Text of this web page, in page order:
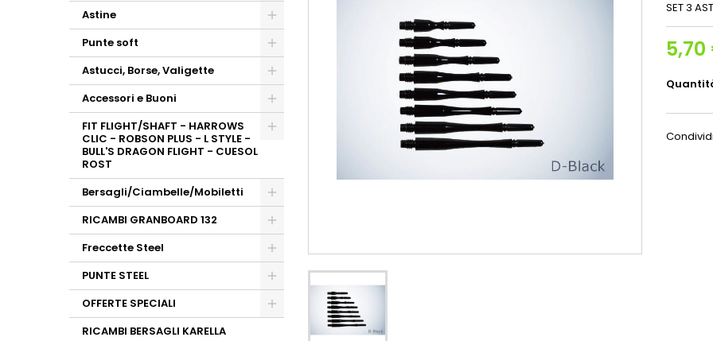
Astine
Punte soft
Astucci, Borse, Valigette
Accessori e Buoni
FIT FLIGHT/SHAFT - HARROWS
CLIC - ROBSON PLUS - L STYLE -
BULL'S DRAGON FLIGHT - CUESOL
ROST
Bersagli/Ciambelle/Mobiletti
RICAMBI GRANBOARD 132
Freccette Steel
PUNTE STEEL
OFFERTE SPECIALI
RICAMBI BERSAGLI KARELLA
SET 3
5,70
Condividi